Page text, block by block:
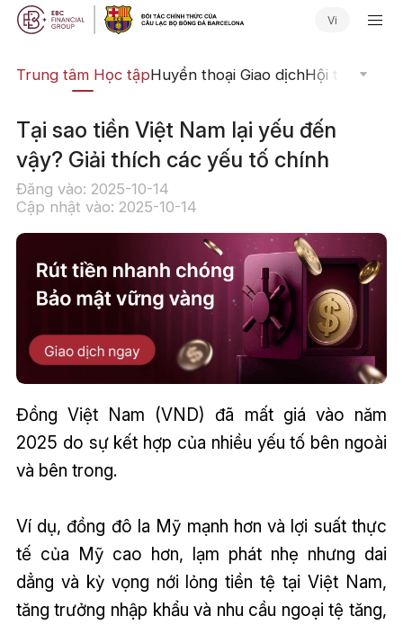
Vi
Trung tâm Học tậpHuyền thoại Giao dịchHội thảo
Tại sao tiền Việt Nam lại yếu đến
vậy? Giải thích các yếu tố chính
Đăng vào: 2025-10-14
Cập nhật vào: 2025-10-14
Đồng Việt Nam (VND) đã mất giá vào năm
2025 do sự kết hợp của nhiều yếu tố bên ngoài
và bên trong.
Ví dụ, đồng đô la Mỹ mạnh hơn và lợi suất thực
tế của Mỹ cao hơn, lạm phát nhẹ nhưng dai
dẳng và kỳ vọng nới lỏng tiền tệ tại Việt Nam,
tăng trưởng nhập khẩu và nhu cầu ngoại tệ tăng,